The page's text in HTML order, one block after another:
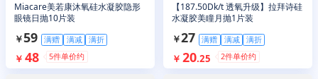
Miacare美若康沐氧硅水凝胶隐形
眼镜日抛10片装
￥59 满赠 满减 满折
￥ 48 5件单价约
【187.50Dk/t 透氧升级】拉拜诗硅
水凝胶美瞳月抛1片装
￥27 满赠 满减 满折
￥ 20.25 2件单价约